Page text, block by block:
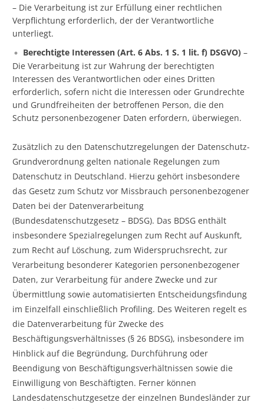
– Die Verarbeitung ist zur Erfüllung einer rechtlichen
Verpflichtung erforderlich, der der Verantwortliche
unterliegt.
Berechtigte Interessen (Art. 6 Abs. 1 S. 1 lit. f) DSGVO) –
Die Verarbeitung ist zur Wahrung der berechtigten
Interessen des Verantwortlichen oder eines Dritten
erforderlich, sofern nicht die Interessen oder Grundrechte
und Grundfreiheiten der betroffenen Person, die den
Schutz personenbezogener Daten erfordern, überwiegen.
Zusätzlich zu den Datenschutzregelungen der Datenschutz-
Grundverordnung gelten nationale Regelungen zum
Datenschutz in Deutschland. Hierzu gehört insbesondere
das Gesetz zum Schutz vor Missbrauch personenbezogener
Daten bei der Datenverarbeitung
(Bundesdatenschutzgesetz – BDSG). Das BDSG enthält
insbesondere Spezialregelungen zum Recht auf Auskunft,
zum Recht auf Löschung, zum Widerspruchsrecht, zur
Verarbeitung besonderer Kategorien personenbezogener
Daten, zur Verarbeitung für andere Zwecke und zur
Übermittlung sowie automatisierten Entscheidungsfindung
im Einzelfall einschließlich Profiling. Des Weiteren regelt es
die Datenverarbeitung für Zwecke des
Beschäftigungsverhältnisses (§ 26 BDSG), insbesondere im
Hinblick auf die Begründung, Durchführung oder
Beendigung von Beschäftigungsverhältnissen sowie die
Einwilligung von Beschäftigten. Ferner können
Landesdatenschutzgesetze der einzelnen Bundesländer zur